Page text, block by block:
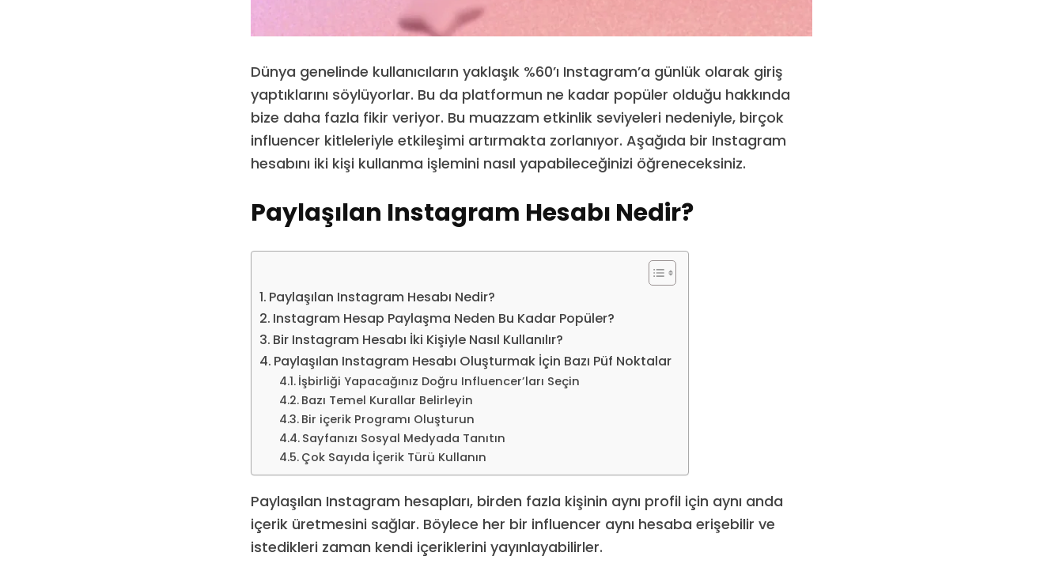
Dünya genelinde kullanıcıların yaklaşık %60’ı Instagram’a günlük olarak giriş
yaptıklarını söylüyorlar. Bu da platformun ne kadar popüler olduğu hakkında
bize daha fazla fikir veriyor. Bu muazzam etkinlik seviyeleri nedeniyle, birçok
influencer kitleleriyle etkileşimi artırmakta zorlanıyor. Aşağıda bir Instagram
hesabını iki kişi kullanma işlemini nasıl yapabileceğinizi öğreneceksiniz.
Paylaşılan Instagram Hesabı Nedir?
Paylaşılan Instagram Hesabı Nedir?
Instagram Hesap Paylaşma Neden Bu Kadar Popüler?
Bir Instagram Hesabı İki Kişiyle Nasıl Kullanılır?
Paylaşılan Instagram Hesabı Oluşturmak İçin Bazı Püf Noktalar
İşbirliği Yapacağınız Doğru Influencer’ları Seçin
Bazı Temel Kurallar Belirleyin
Bir içerik Programı Oluşturun
Sayfanızı Sosyal Medyada Tanıtın
Çok Sayıda İçerik Türü Kullanın
Paylaşılan Instagram hesapları, birden fazla kişinin aynı profil için aynı anda
içerik üretmesini sağlar. Böylece her bir influencer aynı hesaba erişebilir ve
istedikleri zaman kendi içeriklerini yayınlayabilirler.